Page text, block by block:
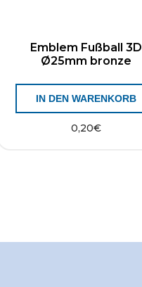
Emblem Fußball 3D
Ø25mm bronze
0,20€
IN DEN WARENKORB